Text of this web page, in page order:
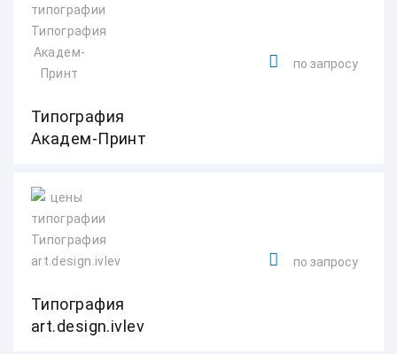
Типография
Академ-Принт
по запросу
Типография
art.design.ivlev
по запросу